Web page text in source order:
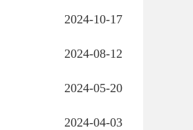
2024-10-17
2024-08-12
2024-05-20
2024-04-03